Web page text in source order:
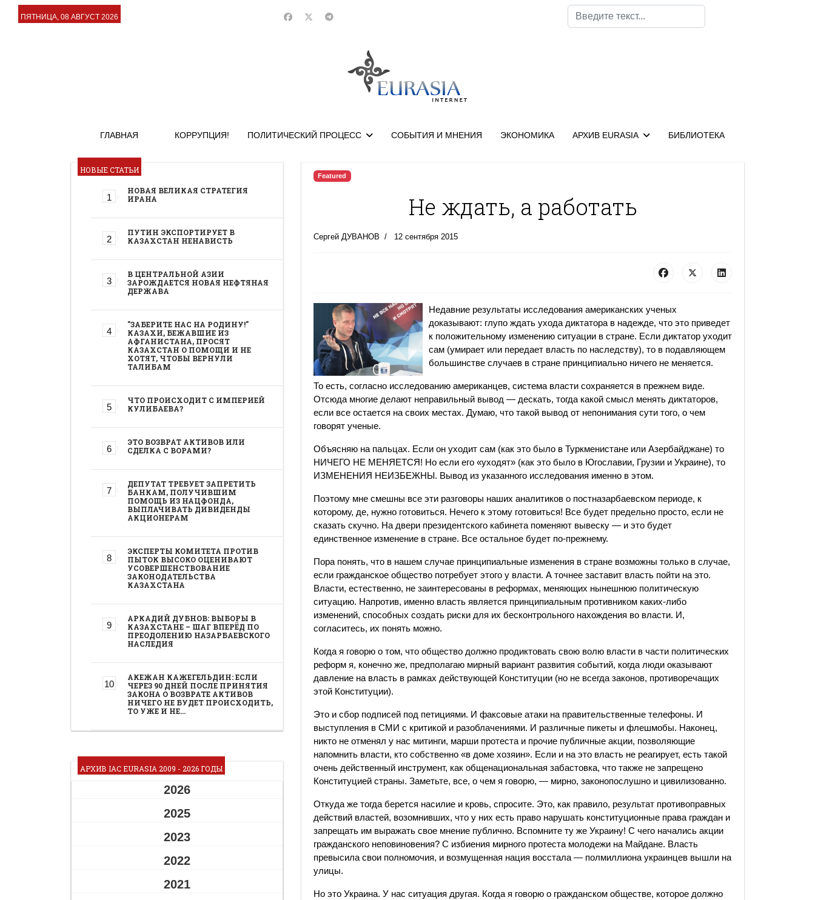
ПЯТНИЦА, 08 АВГУСТ 2026
Поиск
ГЛАВНАЯ КОРРУПЦИЯ! ПОЛИТИЧЕСКИЙ ПРОЦЕСС СОБЫТИЯ И МНЕНИЯ ЭКОНОМИКА АРХИВ EURASIA БИБЛИОТЕКА
НОВЫЕ СТАТЬИ
НОВАЯ ВЕЛИКАЯ СТРАТЕГИЯ
ИРАНА
ПУТИН ЭКСПОРТИРУЕТ В
КАЗАХСТАН НЕНАВИСТЬ
В ЦЕНТРАЛЬНОЙ АЗИИ
ЗАРОЖДАЕТСЯ НОВАЯ НЕФТЯНАЯ
ДЕРЖАВА
"ЗАБЕРИТЕ НАС НА РОДИНУ!"
КАЗАХИ, БЕЖАВШИЕ ИЗ
АФГАНИСТАНА, ПРОСЯТ
КАЗАХСТАН О ПОМОЩИ И НЕ
ХОТЯТ, ЧТОБЫ ВЕРНУЛИ
ТАЛИБАМ
ЧТО ПРОИСХОДИТ С ИМПЕРИЕЙ
КУЛИБАЕВА?
ЭТО ВОЗВРАТ АКТИВОВ ИЛИ
СДЕЛКА С ВОРАМИ?
ДЕПУТАТ ТРЕБУЕТ ЗАПРЕТИТЬ
БАНКАМ, ПОЛУЧИВШИМ
ПОМОЩЬ ИЗ НАЦФОНДА,
ВЫПЛАЧИВАТЬ ДИВИДЕНДЫ
АКЦИОНЕРАМ
ЭКСПЕРТЫ КОМИТЕТА ПРОТИВ
ПЫТОК ВЫСОКО ОЦЕНИВАЮТ
УСОВЕРШЕНСТВОВАНИЕ
ЗАКОНОДАТЕЛЬСТВА
КАЗАХСТАНА
АРКАДИЙ ДУБНОВ: ВЫБОРЫ В
КАЗАХСТАНЕ – ШАГ ВПЕРЁД ПО
ПРЕОДОЛЕНИЮ НАЗАРБАЕВСКОГО
НАСЛЕДИЯ
АКЕЖАН КАЖЕГЕЛЬДИН: ЕСЛИ
ЧЕРЕЗ 90 ДНЕЙ ПОСЛЕ ПРИНЯТИЯ
ЗАКОНА О ВОЗВРАТЕ АКТИВОВ
НИЧЕГО НЕ БУДЕТ ПРОИСХОДИТЬ,
ТО УЖЕ И НЕ…
АРХИВ IAC EURASIA 2009 - 2026 ГОДЫ
2026
2025
2023
2022
2021
Featured
Не ждать, а работать
Сергей ДУВАНОВ 12 сентября 2015
Недавние результаты исследования американских ученых
доказывают: глупо ждать ухода диктатора в надежде, что это приведет
к положительному изменению ситуации в стране. Если диктатор уходит
сам (умирает или передает власть по наследству), то в подавляющем
большинстве случаев в стране принципиально ничего не меняется.
То есть, согласно исследованию американцев, система власти сохраняется в прежнем виде.
Отсюда многие делают неправильный вывод — дескать, тогда какой смысл менять диктаторов,
если все остается на своих местах. Думаю, что такой вывод от непонимания сути того, о чем
говорят ученые.
Объясняю на пальцах. Если он уходит сам (как это было в Туркменистане или Азербайджане) то
НИЧЕГО НЕ МЕНЯЕТСЯ! Но если его «уходят» (как это было в Югославии, Грузии и Украине), то
ИЗМЕНЕНИЯ НЕИЗБЕЖНЫ. Вывод из указанного исследования именно в этом.
Поэтому мне смешны все эти разговоры наших аналитиков о постназарбаевском периоде, к
которому, де, нужно готовиться. Нечего к этому готовиться! Все будет предельно просто, если не
сказать скучно. На двери президентского кабинета поменяют вывеску — и это будет
единственное изменение в стране. Все остальное будет по-прежнему.
Пора понять, что в нашем случае принципиальные изменения в стране возможны только в случае,
если гражданское общество потребует этого у власти. А точнее заставит власть пойти на это.
Власти, естественно, не заинтересованы в реформах, меняющих нынешнюю политическую
ситуацию. Напротив, именно власть является принципиальным противником каких-либо
изменений, способных создать риски для их бесконтрольного нахождения во власти. И,
согласитесь, их понять можно.
Когда я говорю о том, что общество должно продиктовать свою волю власти в части политических
реформ я, конечно же, предполагаю мирный вариант развития событий, когда люди оказывают
давление на власть в рамках действующей Конституции (но не всегда законов, противоречащих
этой Конституции).
Это и сбор подписей под петициями. И факсовые атаки на правительственные телефоны. И
выступления в СМИ с критикой и разоблачениями. И различные пикеты и флешмобы. Наконец,
никто не отменял у нас митинги, марши протеста и прочие публичные акции, позволяющие
напомнить власти, кто собственно «в доме хозяин». Если и на это власть не реагирует, есть такой
очень действенный инструмент, как общенациональная забастовка, что также не запрещено
Конституцией страны. Заметьте, все, о чем я говорю, — мирно, законопослушно и цивилизованно.
Откуда же тогда берется насилие и кровь, спросите. Это, как правило, результат противоправных
действий властей, возомнивших, что у них есть право нарушать конституционные права граждан и
запрещать им выражать свое мнение публично. Вспомните ту же Украину! С чего начались акции
гражданского неповиновения? С избиения мирного протеста молодежи на Майдане. Власть
превысила свои полномочия, и возмущенная нация восстала — полмиллиона украинцев вышли на
улицы.
Но это Украина. У нас ситуация другая. Когда я говорю о гражданском обществе, которое должно